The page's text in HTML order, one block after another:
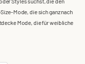
Mode, die sich ganz nach
Mode, die für weibliche